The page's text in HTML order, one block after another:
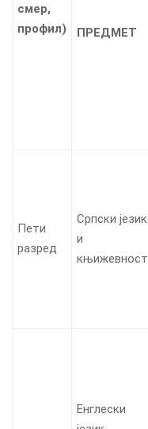
смер,
профил) ПРЕДМЕТ
Пети
разред
Српски језик
и
књижевност
Енглески